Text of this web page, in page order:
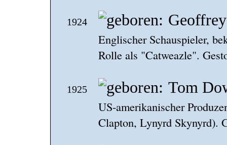
1924
Englischer Schauspieler,
Rolle als "Catweazle".
1925 Tom
US-amerikanischer
Clapton, Lynyrd Skynyrd).